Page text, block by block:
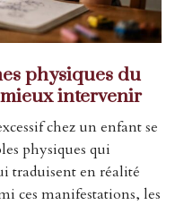
physiques du
intervenir
chez un enfant se
physiques qui
traduisent en réalité
ces manifestations, les